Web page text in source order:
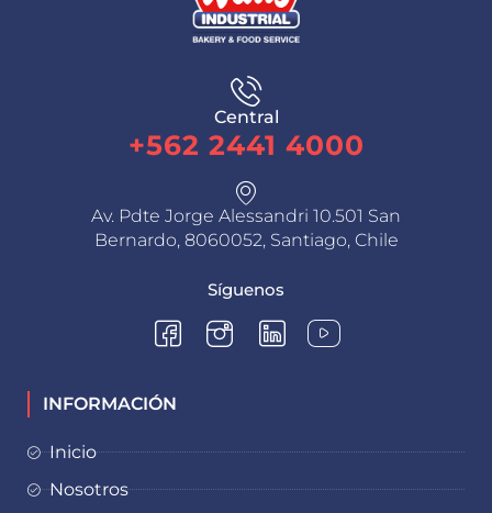
Central
+562 2441 4000
Av. Pdte Jorge Alessandri 10.501 San
Bernardo, 8060052, Santiago, Chile
Síguenos
INFORMACIÓN
Inicio
Nosotros